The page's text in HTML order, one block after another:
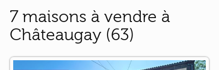
7 maisons à vendre à
Châteaugay (63)